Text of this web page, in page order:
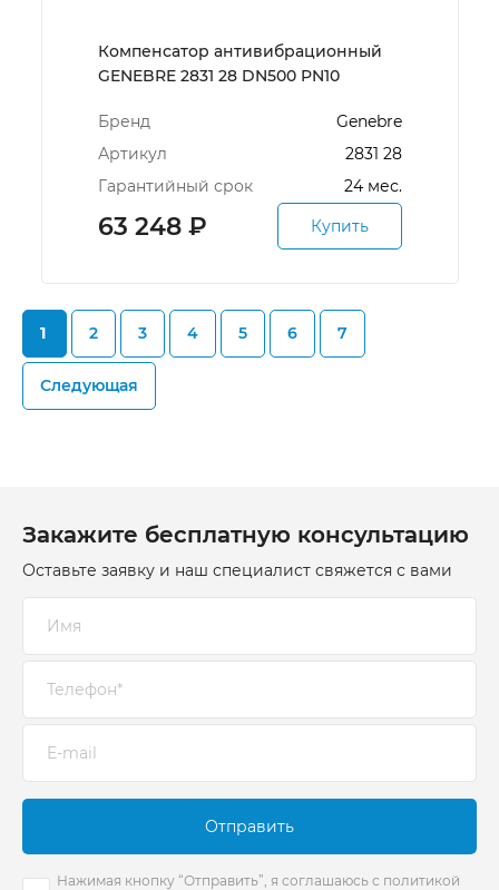
Компенсатор антивибрационный
GENEBRE 2831 28 DN500 PN10
Бренд
Genebre
Артикул
2831 28
Гарантийный срок
24 мес.
63 248₽ Купить
1 2 3 4 5 6 7
Следующая
Закажите бесплатную консультацию
Оставьте заявку и наш специалист свяжется с вами
Отправить
Нажимая кнопку “Отправить”, я соглашаюсь с политикой